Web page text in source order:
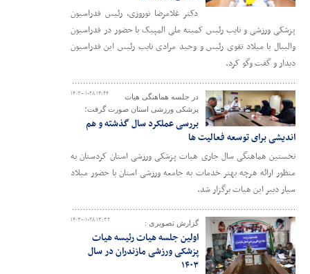
دکتر غلامرضا نوروزی، رئیس فدراسیون
پزشکی ورزشی و نایب رئیس کمیته ملی المپیک با حضور در فدراسیون
والیبال با میلاد تقوی رئیس و وحید مرادی نایب رئیس این فدراسیون
دیدار و گفت وگو کرد.
۱۴۰۳-۰۱-۲۸ ۱۴:۴۴
در جلسه هماهنگی هیات
پزشکی ورزشی استان صورت گرفت؛
بررسی عملکرد سال گذشته و هم
اندیشی برای توسعه فعالیت ها
نخستین هماهنگی سال جاری هیات پزشکی ورزشی استان کردستان به
منظور ارائه هرچه بهتر خدمات به جامعه ورزشی استان با حضور میلاد
سیار دبیر این هیات برگزار شد.
۱۴۰۳-۰۱-۲۸ ۱۳:۳۲ گزارش تصویری :
اولین جلسه هیات رئیسه هیات
پزشکی ورزشی مازندران در سال
۱۴۰۳